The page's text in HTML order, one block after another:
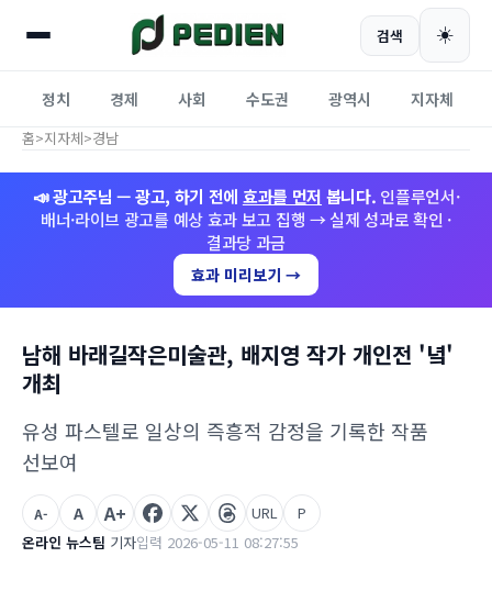
검색 ☀️
정치 경제 사회 수도권 광역시 지자체
홈>지자체>경남
📣 광고주님 — 광고, 하기 전에 효과를 먼저 봅니다. 인플루언서·
배너·라이브 광고를 예상 효과 보고 집행 → 실제 성과로 확인 ·
결과당 과금
효과 미리보기 →
남해 바래길작은미술관, 배지영 작가 개인전 '녘'
개최
유성 파스텔로 일상의 즉흥적 감정을 기록한 작품
선보여
온라인 뉴스팀 기자입력 2026-05-11 08:27:55
A- A A+ URL P